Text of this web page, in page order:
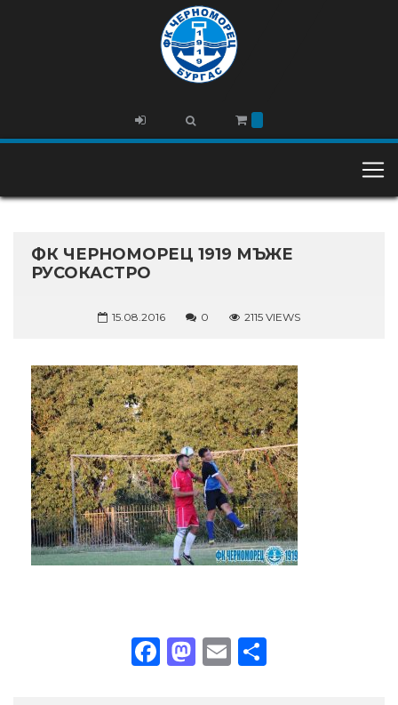
ФК ЧЕРНОМОРЕЦ 1919 МЪЖЕ
РУСОКАСТРО
15.08.2016 0 2115 VIEWS
Facebook
Mastodon
Email